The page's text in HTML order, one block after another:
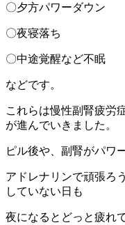
〇夕方パワーダウン
〇夜寝落ち
〇中途覚醒など不眠
などです。
これらは慢性副腎疲労
が進んでいきました。
ピル後や、副腎がパワ
アドレナリンで頑張ろ
していない日も
夜になるとどっと疲れ